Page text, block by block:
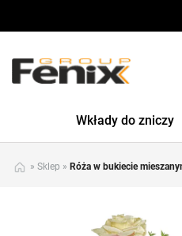
Wkłady do zniczy
» Sklep » Róża w bukiecie